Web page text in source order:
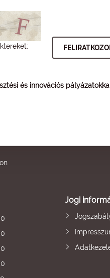
és innovációs
Jogi